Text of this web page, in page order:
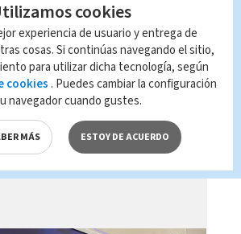
En Directo con Paula
de agosto 2026
cookies
experiencia de usuario y entrega de
cosas. Si continúas navegando el sitio,
para utilizar dicha tecnología, según
cookies . Puedes cambiar la configuración
navegador cuando gustes.
MÁS ESTOY DE ACUERDO